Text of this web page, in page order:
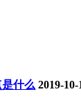
什么 2019-10-